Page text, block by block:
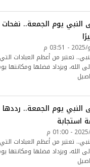
النبي يوم الجمعة..
تعتبر من أعظم العبادات التي
الله، ويزداد فضلها ومكانتها
يوم الجمعة.. رددها
استجابة
تعتبر من أعظم العبادات التي
الله، ويزداد فضلها ومكانتها